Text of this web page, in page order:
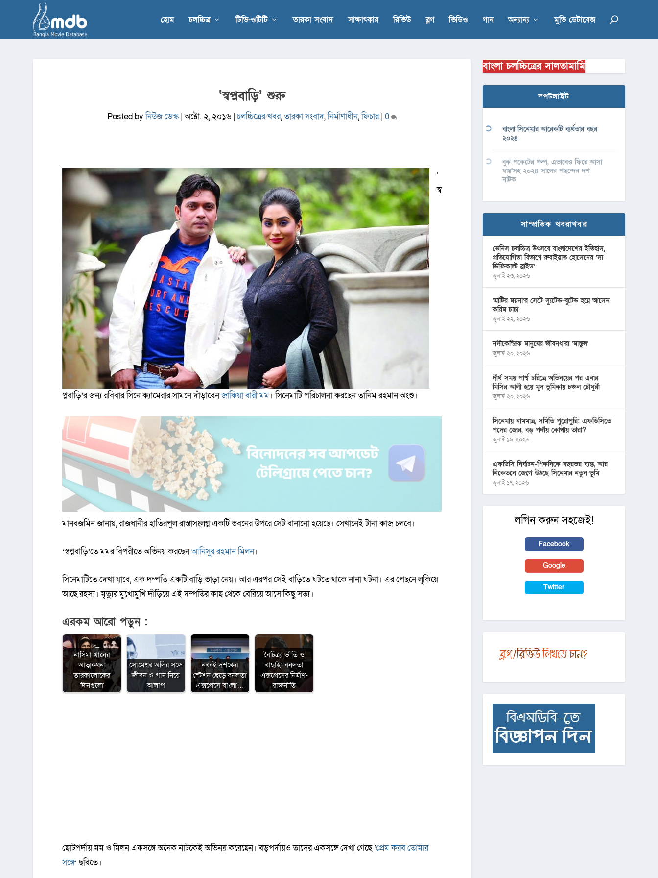
হোম চলচ্চিত্র টিভি-ওটিটি তারকা সংবাদ সাক্ষাৎকার রিভিউ ব্লগ ভিডিও গান অন্যান্য মুভি ডেটাবেজ
‘স্বপ্নবাড়ি’ শুরু
Posted byনিউজ ডেস্ক|অক্টো. ২, ২০১৬|চলচ্চিত্রের খবর,তারকা সংবাদ,নির্মাণাধীন,ফিচার| 0
‘
স্ব
প্নবাড়ি’র জন্য রবিবার সিনে ক্যামেরার সামনে দাঁড়াবেনজাকিয়া বারী মম। সিনেমাটি পরিচালনা করছেন তানিম রহমান অংশু।
মানবজমিন জানায়, রাজধানীর হাতিরপুল রাস্তাসংলগ্ন একটি ভবনের উপরে সেট বানানো হয়েছে। সেখানেই টানা কাজ চলবে।
‌‘স্বপ্নবাড়ি’তে মমর বিপরীতে অভিনয় করছেনআনিসুর রহমান মিলন।
সিনেমাটিতে দেখা যাবে, এক দম্পতি একটি বাড়ি ভাড়া নেয়। আর এরপর সেই বাড়িতে ঘটতে থাকে নানা ঘটনা। এর পেছনে লুকিয়ে
আছে রহস্য। মৃত্যুর মুখোমুখি দাঁড়িয়ে এই দম্পতির কাছ থেকে বেরিয়ে আসে কিছু সত্য।
এরকম আরো পড়ুন :
নাসিমা খানের
আত্মকথন:
তারকালোকের
দিনগুলো
সোমেশ্বর অলির সঙ্গে
জীবন ও গান নিয়ে
আলাপ
নব্বই দশকের
স্টেশন ছেড়ে বনলতা
এক্সপ্রেসে বাংলা…
বৈচিত্র্য, ভীতি ও
বাছাই: বনলতা
এক্সপ্রেসের নির্মাণ-
রাজনীতি
ছোটপর্দায় মম ও মিলন একসঙ্গে অনেক নাটকেই অভিনয় করেছেন। বড়পর্দায়ও তাদের একসঙ্গে দেখা গেছে ‘প্রেম করব তোমার
সঙ্গে’ ছবিতে।
বাংলা চলচ্চিত্রের সালতামামি
স্পটলাইট
বাংলা সিনেমার আরেকটি ব্যর্থতার বছর
২০২৪
বুক পকেটের গল্প, এভাবেও ফিরে আসা
যায়’সহ ২০২৪ সালের পছন্দের দশ
নাটক
সাম্প্রতিক খবরাখবর
ভেনিস চলচ্চিত্র উৎসবে বাংলাদেশের ইতিহাস,
প্রতিযোগিতা বিভাগে রুবাইয়াত হোসেনের ‘দ্য
ডিফিকাল্ট ব্রাইড’
জুলাই ২৩, ২০২৬
‘মাটির ময়না’র সেটে স্যুটেড-বুটেড হয়ে আসেন
করিম চাচা
জুলাই ২২, ২০২৬
নদীকেন্দ্রিক মানুষের জীবনধারা ‘মাস্তুল’
জুলাই ২০, ২০২৬
দীর্ঘ সময় পার্শ্ব চরিত্রে অভিনয়ের পর এবার
মিসির আলী হয়ে মূল ভূমিকায় চঞ্চল চৌধুরী
জুলাই ২০, ২০২৬
সিনেমায় নামমাত্র, সমিতি পুরোপুরি: এফডিসিতে
পদের জোর, বড় পর্দায় কোথায় তারা?
জুলাই ১৯, ২০২৬
এফডিসি নির্বাচন-পিকনিকে বছরভর ব্যস্ত, আর
নিকেতনে জেগে উঠছে সিনেমার নতুন ভূমি
জুলাই ১৭, ২০২৬
লগিন করুন সহজেই!
Facebook
Google
Twitter